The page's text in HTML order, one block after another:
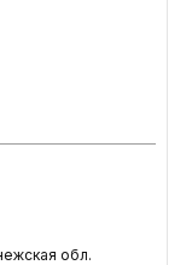
обл.